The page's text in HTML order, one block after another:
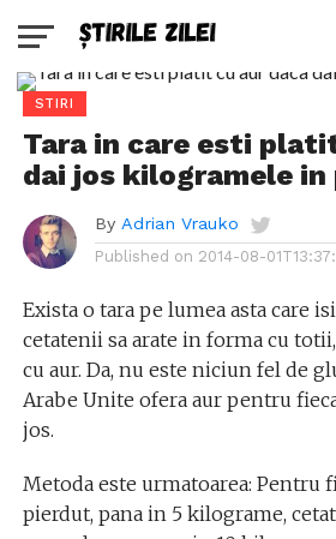
STIRI
Tara in care esti
dai jos kilogramele in
By Adrian Vrauko
Published on 2014-08-
Exista o tara pe lumea asta care
cetatenii sa arate in forma cu
cu aur. Da, nu este niciun fel de
Arabe Unite ofera aur pentru
jos.
Metoda este urmatoarea: Pentru
pierdut, pana in 5 kilograme,